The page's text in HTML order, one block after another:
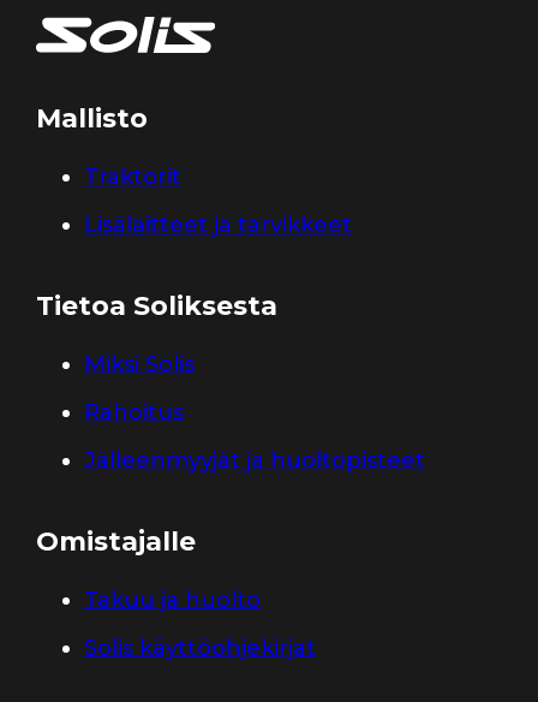
Mallisto
Traktorit
Lisälaitteet ja tarvikkeet
Tietoa Soliksesta
Miksi Solis
Rahoitus
Jälleenmyyjät ja huoltopisteet
Omistajalle
Takuu ja huolto
Solis käyttöohjekirjat